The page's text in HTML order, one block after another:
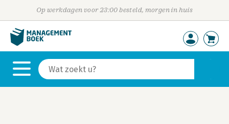
Op werkdagen voor 23:00 besteld, morgen in huis